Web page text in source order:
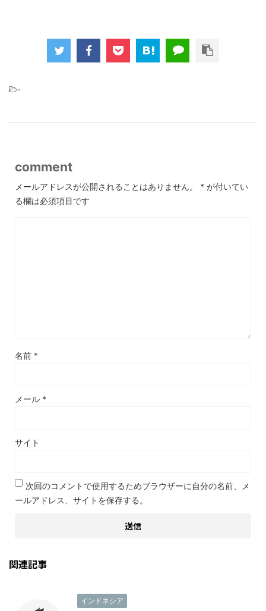
-
comment
メールアドレスが公開されることはありません。 * が付いてい
る欄は必須項目です
名前 *
メール *
サイト
次回のコメントで使用するためブラウザーに自分の名前、メ
ールアドレス、サイトを保存する。
関連記事
インドネシア